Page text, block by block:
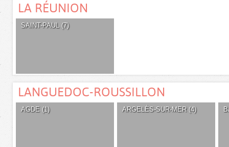
LA RÉUNION
SAINT-PAUL (7)
LANGUEDOC-ROUSSILLON
AGDE (1) ARGELÈS-SUR-MER (4)